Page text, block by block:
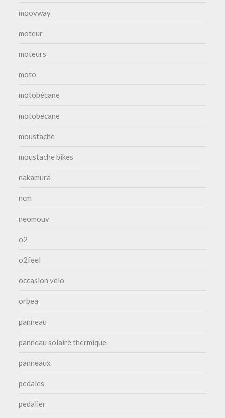
moovway
moteur
moteurs
moto
motobécane
motobecane
moustache
moustache bikes
nakamura
ncm
neomouv
o2
o2feel
occasion velo
orbea
panneau
panneau solaire thermique
panneaux
pedales
pedalier